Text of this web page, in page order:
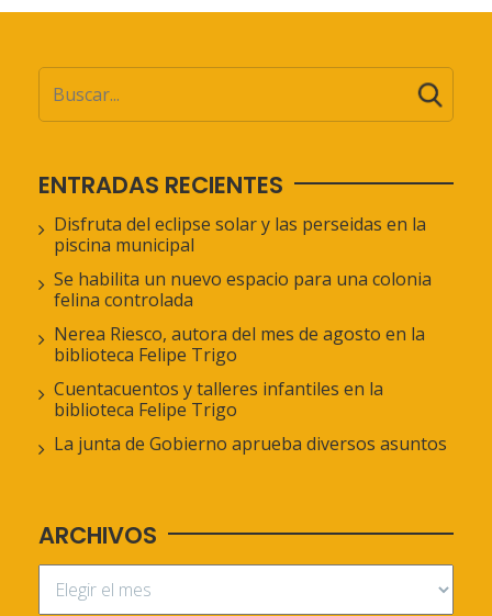
ENTRADAS RECIENTES
Disfruta del eclipse solar y las perseidas en la
piscina municipal
Se habilita un nuevo espacio para una colonia
felina controlada
Nerea Riesco, autora del mes de agosto en la
biblioteca Felipe Trigo
Cuentacuentos y talleres infantiles en la
biblioteca Felipe Trigo
La junta de Gobierno aprueba diversos asuntos
ARCHIVOS